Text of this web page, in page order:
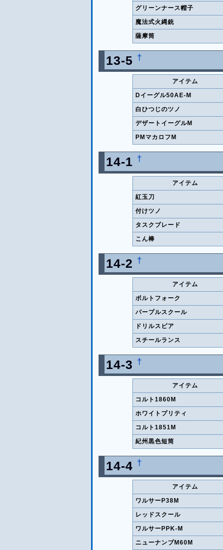
グリーンナース帽子
魔法式火縄銃
薩摩筒
13-5 †
アイテム
Dイーグル50AE-M
白ひつじのツノ
デザートイーグルM
PMマカロフM
14-1 †
アイテム
紅玉刀
付けツノ
タスクブレード
こん棒
14-2 †
アイテム
ボルトフォーク
パープルスクール
ドリルスピア
スチールランス
14-3 †
アイテム
コルト1860M
ホワイトプリティ
コルト1851M
紀州黒色短筒
14-4 †
アイテム
ワルサーP38M
レッドスクール
ワルサーPPK-M
ニューナンブM60M